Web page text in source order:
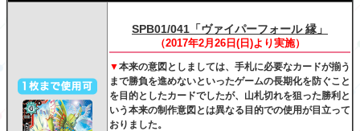
SPB01/041「ヴァイパーフォール 縁」
（2017年2月26日(日)より実施）
▼本来の意図としましては、手札に必要なカードが揃う
まで勝負を進めないといったゲームの長期化を防ぐこと
を目的としたカードでしたが、山札切れを狙った勝利と
いう本来の制作意図とは異なる目的での使用が目立って
おりました。